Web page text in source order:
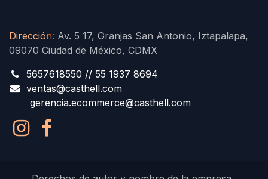
Dirección: Av. 5 17, Granjas San Antonio, Iztapalapa,
09070 Ciudad de México, CDMX
5657618550 // 55 1937 8694
ventas@casthell.com
gerencia.ecommerce@casthell.com